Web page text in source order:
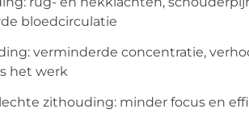
bloedcirculatie
verminderde concentratie,
het werk
zithouding: minder focus en